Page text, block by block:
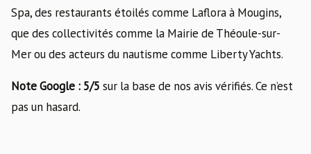
Spa, des restaurants étoilés comme Laflora à Mougins,
que des collectivités comme la Mairie de Théoule-sur-
Mer ou des acteurs du nautisme comme Liberty Yachts.
Note Google : 5/5 sur la base de nos avis vérifiés. Ce n’est
pas un hasard.